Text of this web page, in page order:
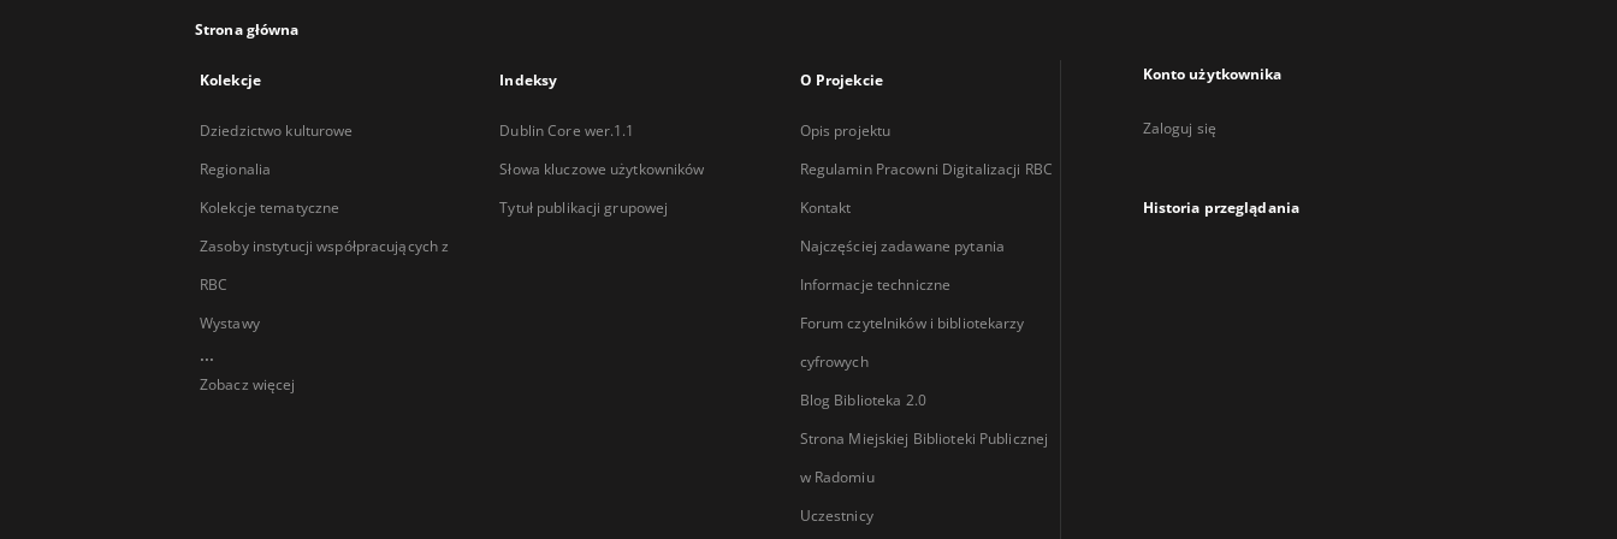
Strona główna
Kolekcje
Dziedzictwo kulturowe
Regionalia
Kolekcje tematyczne
Zasoby instytucji współpracujących z
RBC
Wystawy
...
Zobacz więcej
Indeksy
Dublin Core wer.1.1
Słowa kluczowe użytkowników
Tytuł publikacji grupowej
O Projekcie
Opis projektu
Regulamin Pracowni Digitalizacji RBC
Kontakt
Najczęściej zadawane pytania
Informacje techniczne
Forum czytelników i bibliotekarzy
cyfrowych
Blog Biblioteka 2.0
Strona Miejskiej Biblioteki Publicznej
w Radomiu
Uczestnicy
Konto użytkownika
Zaloguj się
Historia przeglądania